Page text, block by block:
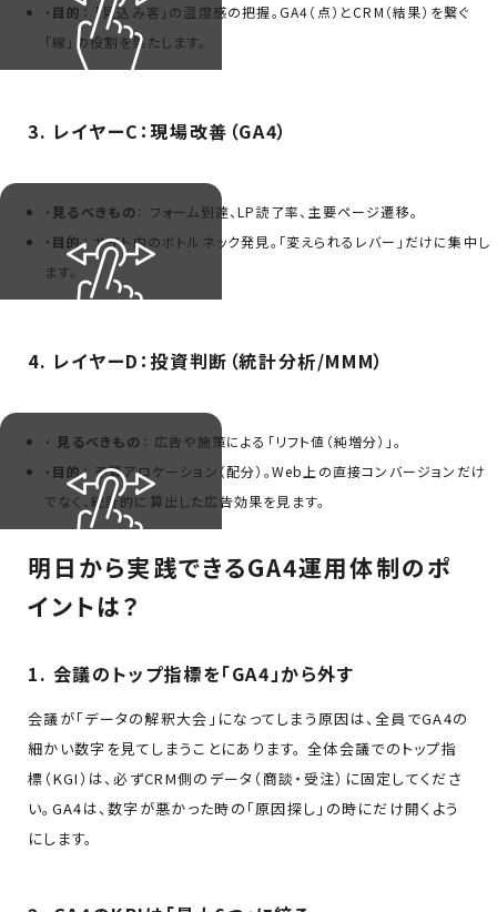
・ 目的： 「見込み客」の温度感の把握。GA4（点）とCRM（結果）を繋ぐ
「線」の役割を果たします。
3. レイヤーC：現場改善（GA4）
・ 見るべきもの： フォーム到達、LP読了率、主要ページ遷移。
・ 目的： サイト内のボトルネック発見。「変えられるレバー」だけに集中し
ます。
4. レイヤーD：投資判断（統計分析/MMM）
・ 見るべきもの ： 広告や施策による「リフト値（純増分）」。
・ 目的： 予算アロケーション（配分）。Web上の直接コンバージョンだけ
でなく、統計的に算出した広告効果を見ます。
明日から実践できるGA4運用体制のポ
イントは？
1. 会議のトップ指標を「GA4」から外す
会議が「データの解釈大会」になってしまう原因は、全員でGA4の
細かい数字を見てしまうことにあります。 全体会議でのトップ指
標（KGI）は、必ずCRM側のデータ（商談・受注）に固定してくださ
い。GA4は、数字が悪かった時の「原因探し」の時にだけ開くよう
にします。